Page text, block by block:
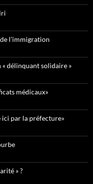
l’immigration
« délinquant solidaire »
médicaux»
ici par la préfecture»
» ?